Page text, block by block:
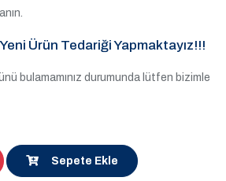
Ürün Tedariği Yapmaktayız!!!
bulamamınız durumunda lütfen bizimle
Sepete Ekle